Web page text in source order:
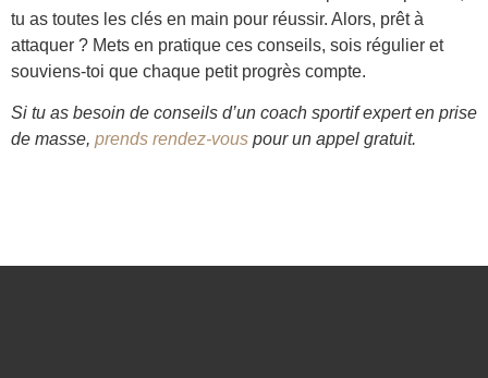
tu as toutes les clés en main pour réussir. Alors, prêt à
attaquer ? Mets en pratique ces conseils, sois régulier et
souviens-toi que chaque petit progrès compte.
Si tu as besoin de conseils d’un coach sportif expert en prise
de masse, prends rendez-vous pour un appel gratuit.